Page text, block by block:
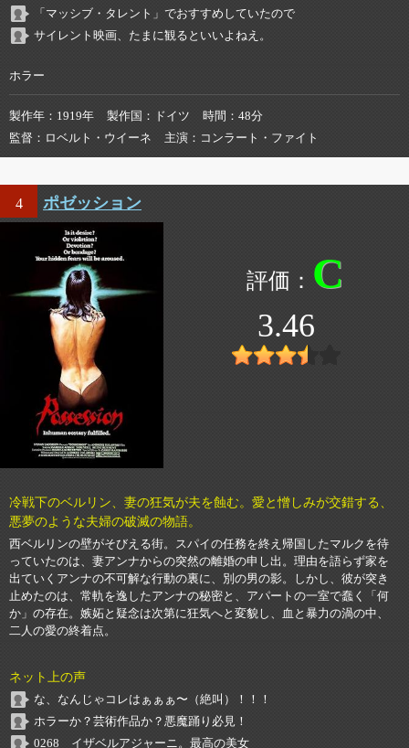
「マッシブ・タレント」でおすすめしていたので
サイレント映画、たまに観るといいよねえ。
ホラー
製作年 1919年 製作国 ドイツ 時間
48分
監督
ロベルト・ウイーネ 主演 コンラート・ファイト
4 ポゼッション
C
3.46
冷戦下のベルリン、妻の狂気が夫を蝕む。愛と憎しみが交錯する、
悪夢のような夫婦の破滅の物語。
西ベルリンの壁がそびえる街。スパイの任務を終え帰国したマルクを待
っていたのは、妻アンナからの突然の離婚の申し出。理由を語らず家を
出ていくアンナの不可解な行動の裏に、別の男の影。しかし、彼が突き
止めたのは、常軌を逸したアンナの秘密と、アパートの一室で蠢く「何
か」の存在。嫉妬と疑念は次第に狂気へと変貌し、血と暴力の渦の中、
二人の愛の終着点。
ネット上の声
な、なんじゃコレはぁぁぁ〜（絶叫）！！！
ホラーか？芸術作品か？悪魔踊り必見！
0268 イザベルアジャーニ。最高の美女